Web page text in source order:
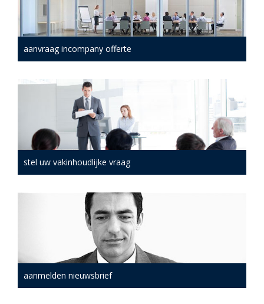
aanvraag incompany offerte
stel uw vakinhoudlijke vraag
aanmelden nieuwsbrief